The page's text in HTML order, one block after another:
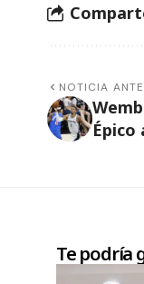
NOTICIA
Épico
Te podría